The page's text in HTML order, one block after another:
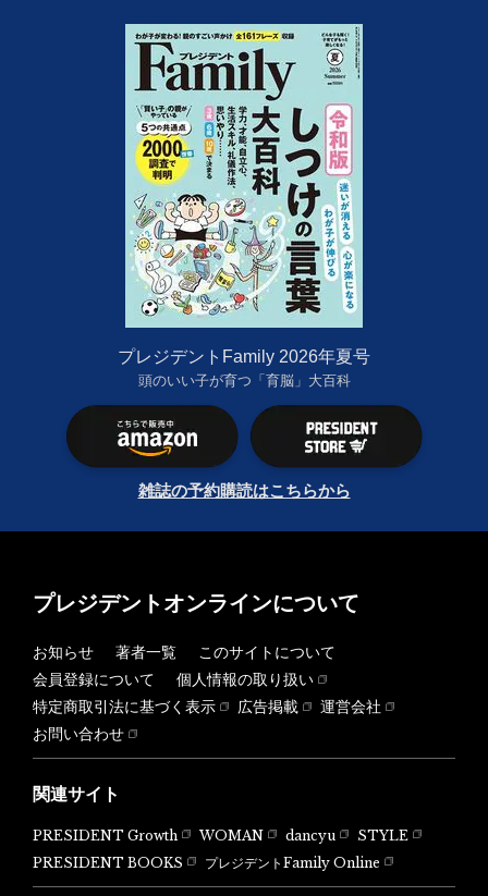
プレジデントFamily 2026年夏号
頭のいい子が育つ「育脳」大百科
雑誌の予約購読はこちらから
プレジデントオンラインについて
お知らせ 著者一覧
このサイトについて
会員登録について
個人情報の取り扱い
特定商取引法に基づく表示
広告掲載
運営会社
お問い合わせ
関連サイト
PRESIDENT Growth WOMAN dancyu
STYLE
PRESIDENT BOOKS
プレジデントFamily Online